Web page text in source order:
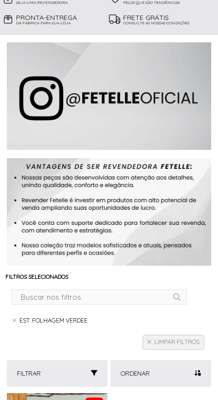
SEJA UMA REVENDEDORA PEÇAS QUE SÃO TENDÊNCIAS!
PRONTA-ENTREGA
DA FÁBRICA PARA SUA LOJA
FRETE GRÁTIS
CONSULTE AS NOSSAS CONDIÇÕES
FILTROS SELECIONADOS
EST. FOLHAGEM VERDEE
LIMPAR FILTROS
FILTRAR ORDENAR